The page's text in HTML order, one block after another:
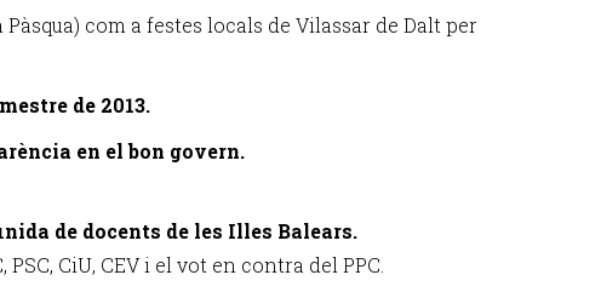
com a festes locals de Vilassar de Dalt per
de 2013.
en el bon govern.
de docents de les Illes Balears.
CiU, CEV i el vot en contra del PPC.